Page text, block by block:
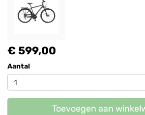
€ 599,00
Aantal
Toevoegen aan